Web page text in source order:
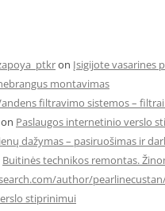
on Įsigijote vasarines
montavimas
filtravimo sistemos –
on Paslaugos internetinio verslo
dažymas – pasiruošimas ir
Buitinės technikos remontas.
author/
stiprinimui